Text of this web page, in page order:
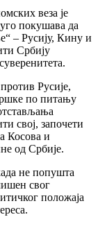
веза је
покушава да
– Русију, Кину и
Србију
Русије,
по питању
свој, започети
Косова и
од Србије.
не попушта
свог
положаја